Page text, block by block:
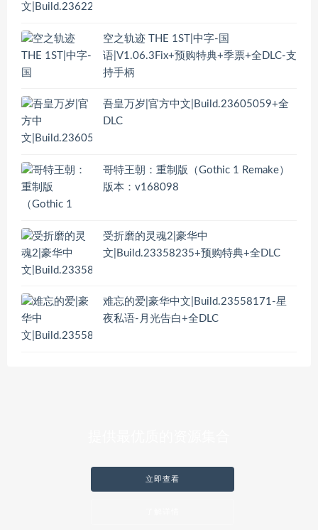
空之轨迹 THE 1ST|中字-国
语|V1.06.3Fix+预购特典+季票+全DLC-支
持手柄
吾皇万岁|官方中文|Build.23605059+全
DLC
哥特王朝：重制版（Gothic 1 Remake）
版本：v168098
受折磨的灵魂2|豪华中
文|Build.23358235+预购特典+全DLC
难忘的爱|豪华中文|Build.23558171-星
夜私语-月光告白+全DLC
立即查看